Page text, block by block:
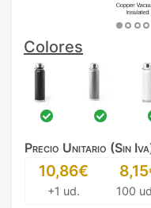
Colores
Precio Unitario (Sin
10,86€
+1 ud. 100